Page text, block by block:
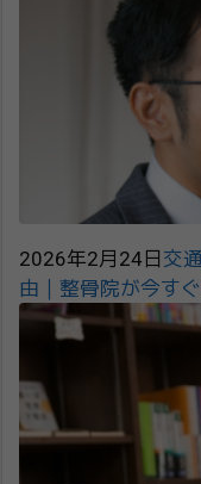
2026年2月24日 交
由｜整骨院が今す